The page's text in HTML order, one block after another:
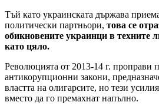
Тъй като украинската държава
политически партньори, това се
обикновените украинци в техните
като цяло.
Революцията от 2013-14 г. проправи
антикорупционни закони,
властта на олигарсите, но тези
вместо да го премахнат напълно.